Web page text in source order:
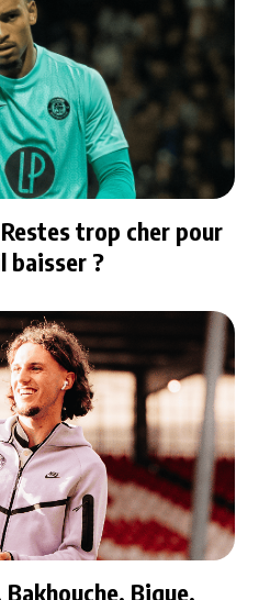
trop cher pour
baisser ?
Bique,